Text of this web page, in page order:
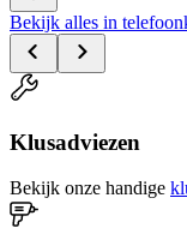
Bekijk alles in
Klusadviezen
Bekijk onze handige